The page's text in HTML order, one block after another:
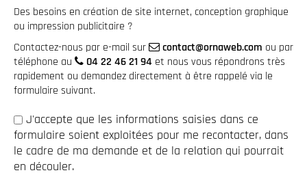
Des besoins en création de site internet, conception graphique
ou impression publicitaire ?
Contactez-nous par e-mail sur
contact@ornaweb.com ou par
téléphone au
04 22 46 21 94 et nous vous répondrons très
rapidement ou demandez directement à être rappelé via le
formulaire suivant.
J'accepte que les informations saisies dans ce
formulaire soient exploitées pour me recontacter, dans
le cadre de ma demande et de la relation qui pourrait
en découler.